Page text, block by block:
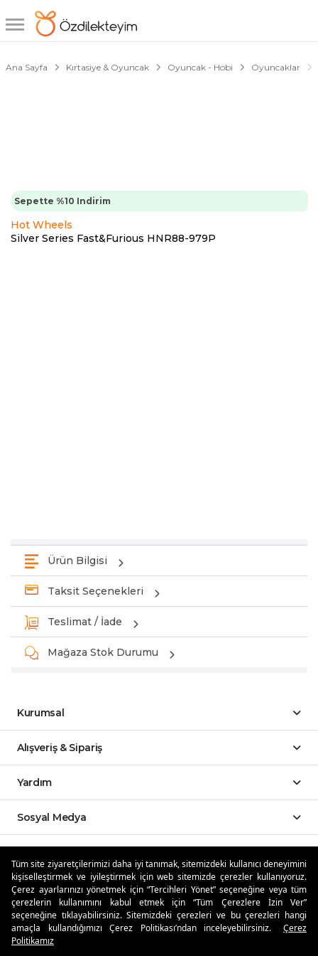
Tüm site ziyaretçilerimizi daha iyi tanımak, sitemizdeki kullanıcı deneyimini
kişiselleştirmek ve iyileştirmek için web sitemizde çerezler kullanıyoruz.
Çerez ayarlarınızı yönetmek için “Tercihleri Yönet” seçeneğine veya tüm
çerezlerin kullanımını kabul etmek için “Tüm Çerezlere İzin Ver”
seçeneğine tıklayabilirsiniz. Sitemizdeki çerezleri ve bu çerezleri hangi
amaçla kullandığımızı Çerez Politikası’ndan inceleyebilirsiniz.
Çerez
Politikamız
Ana Sayfa Kırtasiye & Oyuncak Oyuncak - Hobi Oyuncaklar
Sepette %10 Indirim
Hot Wheels
Silver Series Fast&Furious HNR88-979P
1/6
Ürün Bilgisi
Taksit Seçenekleri
Teslimat / İade
Mağaza Stok Durumu
Kurumsal
Alışveriş & Sipariş
Yardım
Sosyal Medya
Özdilekteyim'de Taksit Avantajları
Güvenli Alışveriş